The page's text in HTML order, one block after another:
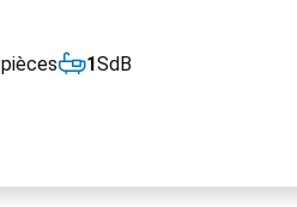
pièces 1SdB